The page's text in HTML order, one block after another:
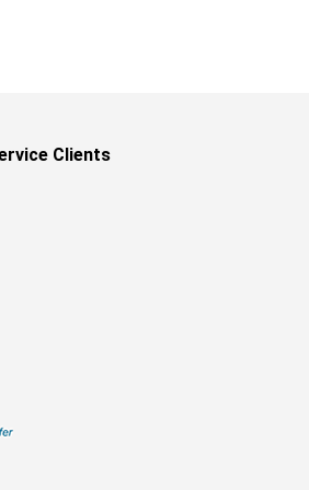
Clients